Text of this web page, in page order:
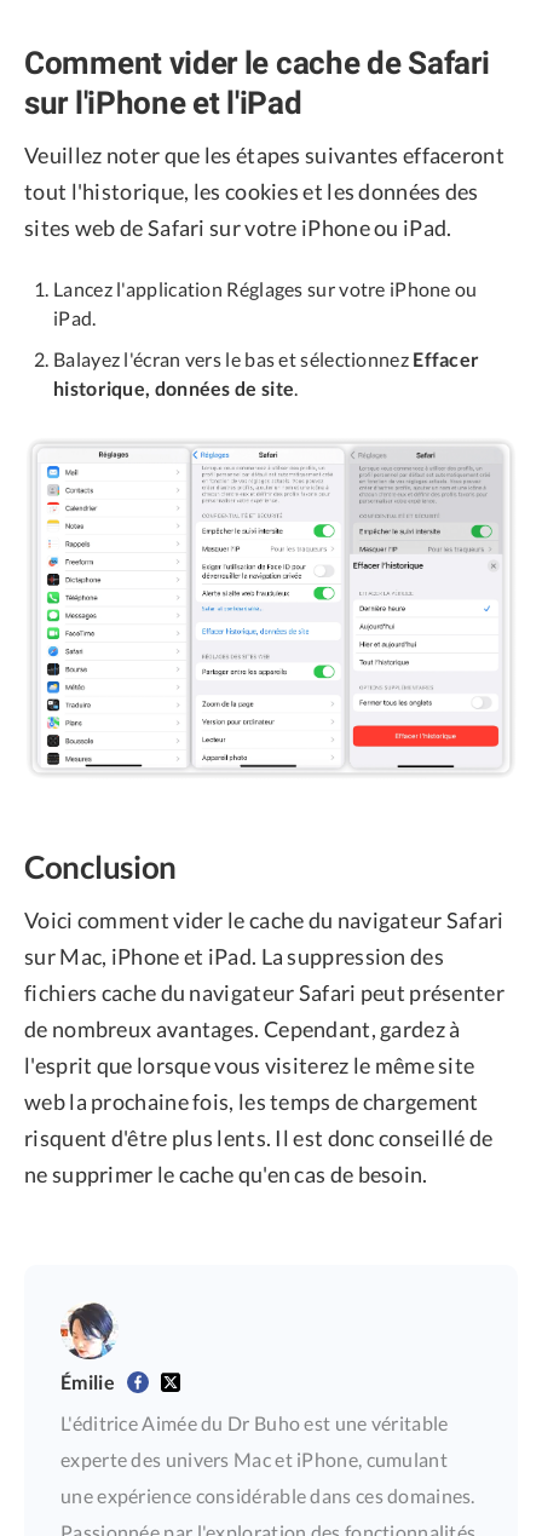
Comment vider le cache de Safari
sur l'iPhone et l'iPad
Veuillez noter que les étapes suivantes effaceront
tout l'historique, les cookies et les données des
sites web de Safari sur votre iPhone ou iPad.
Lancez l'application Réglages sur votre iPhone ou
iPad.
Balayez l'écran vers le bas et sélectionnez Effacer
historique, données de site.
Conclusion
Voici comment vider le cache du navigateur Safari
sur Mac, iPhone et iPad. La suppression des
fichiers cache du navigateur Safari peut présenter
de nombreux avantages. Cependant, gardez à
l'esprit que lorsque vous visiterez le même site
web la prochaine fois, les temps de chargement
risquent d'être plus lents. Il est donc conseillé de
ne supprimer le cache qu'en cas de besoin.
Émilie
L'éditrice Aimée du Dr Buho est une véritable
experte des univers Mac et iPhone, cumulant
une expérience considérable dans ces domaines.